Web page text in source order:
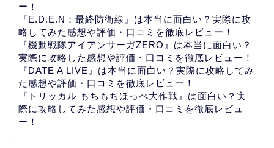
ー！
『E.D.E.N：最終防衛線』は本当に面白い？実際に攻
略してみた感想や評価・口コミを徹底レビュー！
『機動戦隊アイアンサーガZERO』は本当に面白い？
実際に攻略した感想や評価・口コミを徹底レビュー！
『DATE A LIVE』は本当に面白い？実際に攻略してみ
た感想や評価・口コミを徹底レビュー！
『トリッカル もちもちほっぺ大作戦』は面白い？実
際に攻略してみた感想や評価・口コミを徹底レビュ
ー！